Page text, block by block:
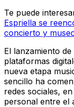
Te puede
Espriella se
concierto y
El lanzamiento
plataformas
nueva etapa
sencillo ha
redes sociales,
personal entre el